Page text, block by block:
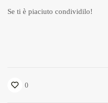
Se ti è piaciuto condividilo!
0